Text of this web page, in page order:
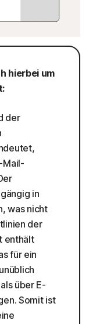
hierbei um
der
Mail-
in
was nicht
der
enthält
für ein
über E-
Somit ist